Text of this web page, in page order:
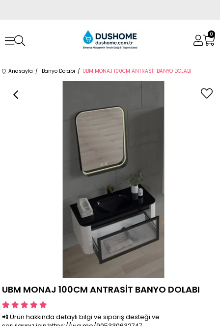
0
Anasayfa Banyo Dolabı UBM MONAJ 100CM ANTRASİT BANYO DOLABI
UBM MONAJ 100CM ANTRASİT BANYO DOLABI
📲 Ürün hakkında detaylı bilgi ve sipariş desteği ve